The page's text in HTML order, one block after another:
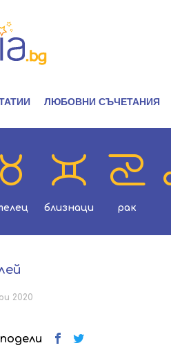
ЛЮБОВНИ СЪЧЕТАНИЯ
близнаци рак
2020